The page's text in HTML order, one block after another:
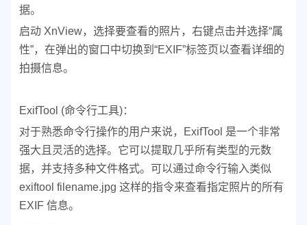
据。
启动 XnView，选择要查看的照片，右键点击并选择“属
性”，在弹出的窗口中切换到“EXIF”标签页以查看详细的
拍摄信息。
ExifTool (命令行工具)：
对于熟悉命令行操作的用户来说，ExifTool 是一个非常
强大且灵活的选择。它可以提取几乎所有类型的元数
据，并支持多种文件格式。 可以通过命令行输入类似
exiftool filename.jpg 这样的指令来查看指定照片的所有
EXIF 信息。